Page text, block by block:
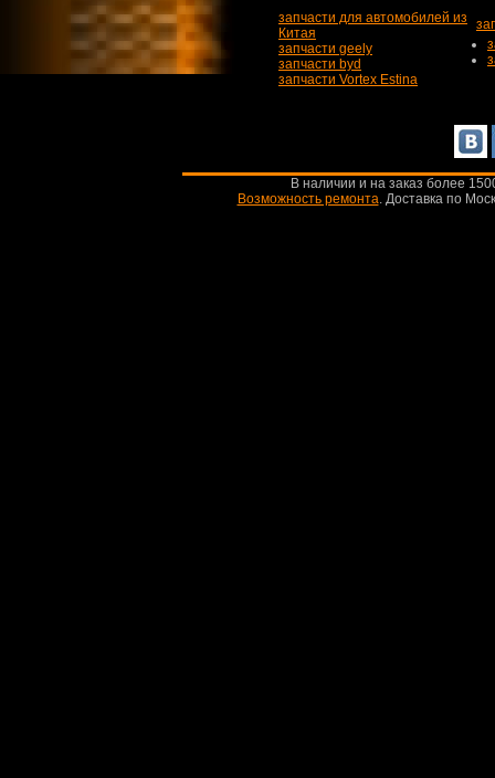
запчасти для автомобилей из
Китая
запчасти geely
запчасти byd
запчасти Vortex Estina
В наличии и на заказ более
Возможность ремонта.Доставка по